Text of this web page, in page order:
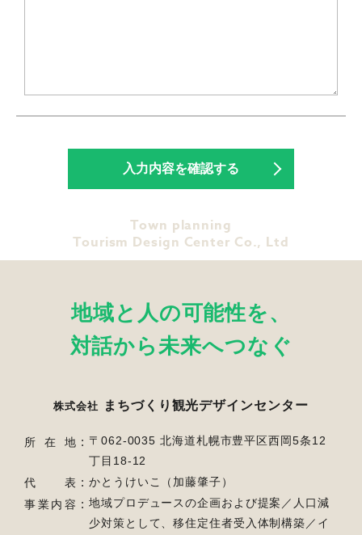
Town planning
Tourism Design Center Co., Ltd
地域と人の可能性を、
対話から未来へつなぐ
株式会社 まちづくり観光デザインセンター
所在地
〒062-0035 北海道札幌市豊平区西岡5条12
丁目18-12
代表
かとうけいこ（加藤肇子）
事業内容
地域プロデュースの企画および提案／人口減
少対策として、移住定住者受入体制構築／ イ